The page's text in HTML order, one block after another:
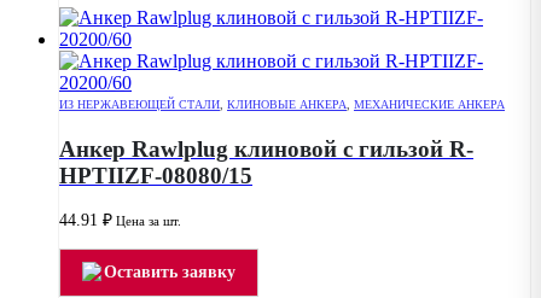
ИЗ НЕРЖАВЕЮЩЕЙ СТАЛИ КЛИНОВЫЕ АНКЕРА МЕХАНИЧЕСКИЕ АНКЕРА
Анкер Rawlplug клиновой с гильзой R-
HPTIIZF-08080/15
44.91 ₽ Цена за шт.
Оставить заявку